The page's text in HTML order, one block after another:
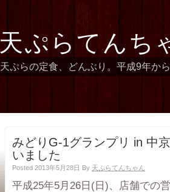
天ぷらてんち
天ぷらの定食、どんぶり。平成9年か
みどりG-1グランプリ in 中
いました
Posted 2013年5月28日 By 天ぷらてんちゃん
平成25年5月26日(日)、店舗での